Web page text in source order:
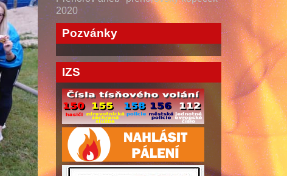
2020
Pozvánky
IZS